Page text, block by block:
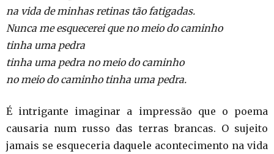
na vida de minhas retinas tão fatigadas.
Nunca me esquecerei que no meio do caminho
tinha uma pedra
tinha uma pedra no meio do caminho
no meio do caminho tinha uma pedra.
É intrigante imaginar a impressão que o poema
causaria num russo das terras brancas. O sujeito
jamais se esqueceria daquele acontecimento na vida